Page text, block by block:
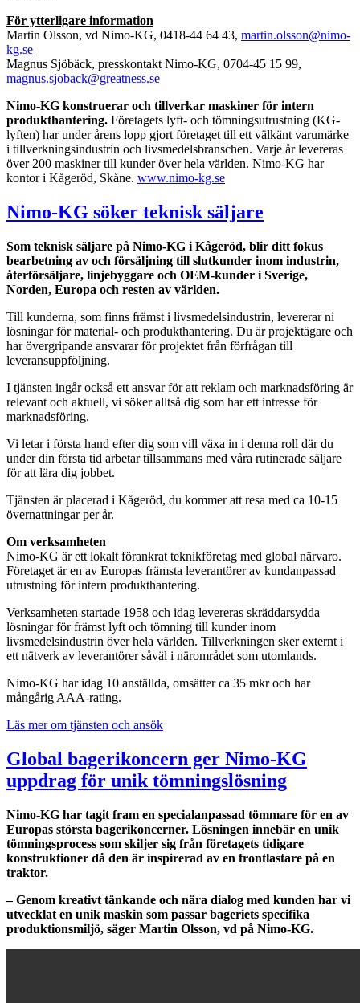
För ytterligare information
Martin Olsson, vd Nimo-KG, 0418-44 64 43, martin.olsson@nimo-
kg.se
Magnus Sjöbäck, presskontakt Nimo-KG, 0704-45 15 99,
magnus.sjoback@greatness.se
Nimo-KG konstruerar och tillverkar maskiner för intern
produkthantering. Företagets lyft- och tömningsutrustning (KG-
lyften) har under årens lopp gjort företaget till ett välkänt varumärke
i tillverkningsindustrin och livsmedelsbranschen. Varje år levereras
över 200 maskiner till kunder över hela världen. Nimo-KG har
kontor i Kågeröd, Skåne. www.nimo-kg.se
Nimo-KG söker teknisk säljare
Som teknisk säljare på Nimo-KG i Kågeröd, blir ditt fokus
bearbetning av och försäljning till slutkunder inom industrin,
återförsäljare, linjebyggare och OEM-kunder i Sverige,
Norden, Europa och resten av världen.
Till kunderna, som finns främst i livsmedelsindustrin, levererar ni
lösningar för material- och produkthantering. Du är projektägare och
har övergripande ansvarar för projektet från förfrågan till
leveransuppföljning.
I tjänsten ingår också ett ansvar för att reklam och marknadsföring är
relevant och aktuell, vi söker alltså dig som har ett intresse för
marknadsföring.
Vi letar i första hand efter dig som vill växa in i denna roll där du
under din första tid arbetar tillsammans med våra rutinerade säljare
för att lära dig jobbet.
Tjänsten är placerad i Kågeröd, du kommer att resa med ca 10-15
övernattningar per år.
Om verksamheten
Nimo-KG är ett lokalt förankrat teknikföretag med global närvaro.
Företaget är en av Europas främsta leverantörer av kundanpassad
utrustning för intern produkthantering.
Verksamheten startade 1958 och idag levereras skräddarsydda
lösningar för främst lyft och tömning till kunder inom
livsmedelsindustrin över hela världen. Tillverkningen sker externt i
ett nätverk av leverantörer såväl i närområdet som utomlands.
Nimo-KG har idag 10 anställda, omsätter ca 35 mkr och har
mångårig AAA-rating.
Läs mer om tjänsten och ansök
Global bagerikoncern ger Nimo-KG
uppdrag för unik tömningslösning
Nimo-KG har tagit fram en specialanpassad tömmare för en av
Europas största bagerikoncerner. Lösningen innebär en unik
tömningsprocess som skiljer sig från företagets tidigare
konstruktioner då den är inspirerad av en frontlastare på en
traktor.
– Genom kreativt tänkande och nära dialog med kunden har vi
utvecklat en unik maskin som passar bageriets specifika
produktionsmiljö, säger Martin Olsson, vd på Nimo-KG.